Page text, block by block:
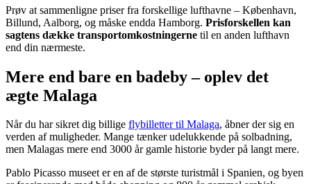
Prøv at sammenligne priser fra forskellige lufthavne – København,
Billund, Aalborg, og måske endda Hamborg. Prisforskellen kan
sagtens dække transportomkostningerne til en anden lufthavn
end din nærmeste.
Mere end bare en badeby – oplev det
ægte Malaga
Når du har sikret dig billige flybilletter til Malaga, åbner der sig en
verden af muligheder. Mange tænker udelukkende på solbadning,
men Malagas mere end 3000 år gamle historie byder på langt mere.
Pablo Picasso museet er en af de største turistmål i Spanien, og byen